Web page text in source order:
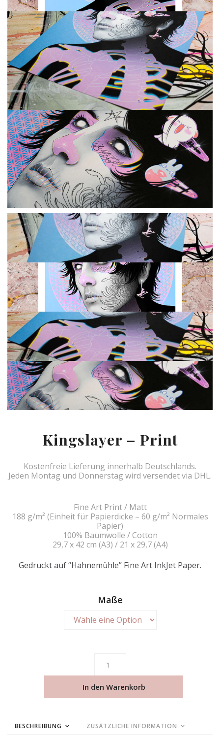
Kingslayer – Print
Kostenfreie Lieferung innerhalb Deutschlands.
Jeden Montag und Donnerstag wird versendet via DHL.
Fine Art Print / Matt
188 g/m² (Einheit für Papierdicke – 60 g/m² Normales
Papier)
100% Baumwolle / Cotton
29,7 x 42 cm (A3) / 21 x 29,7 (A4)
Gedruckt auf “Hahnemühle” Fine Art InkJet Paper.
Maße
In den Warenkorb
BESCHREIBUNG ZUSÄTZLICHE INFORMATION